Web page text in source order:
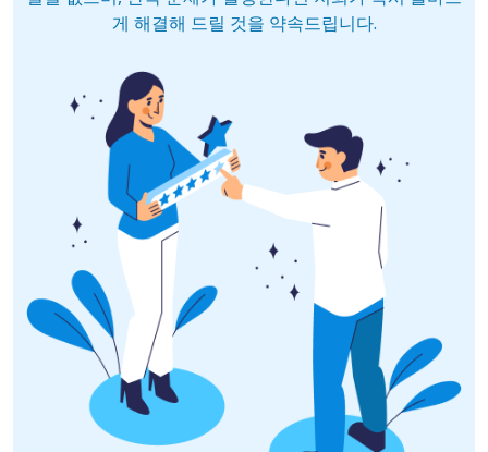
게 해결해 드릴 것을 약속드립니다.